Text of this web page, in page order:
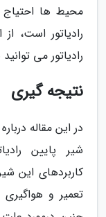
محیط ها
رادیاتور است،
رادیاتور می
نتیجه گیری
در این مقاله
شیر پایین
کاربردهای این
تعمیر و